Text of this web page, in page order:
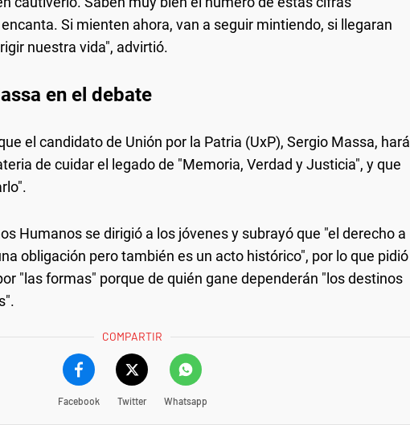
Si mienten ahora, van a seguir mintiendo, si llegaran
nuestra vida", advirtió.
en el debate
el candidato de Unión por la Patria (UxP), Sergio Massa, hará
de cuidar el legado de "Memoria, Verdad y Justicia", y que
Humanos se dirigió a los jóvenes y subrayó que "el derecho a
obligación pero también es un acto histórico", por lo que pidió
"las formas" porque de quién gane dependerán "los destinos
COMPARTIR
Facebook Twitter Whatsapp